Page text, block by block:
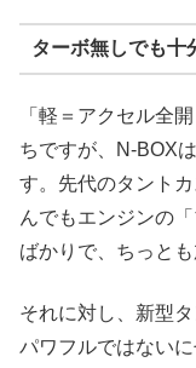
ターボ無しでも十
「軽＝アクセル全
ちですが、N-BOX
す。先代のタント
んでもエンジンの
ばかりで、ちっと
それに対し、新型
パワフルではない